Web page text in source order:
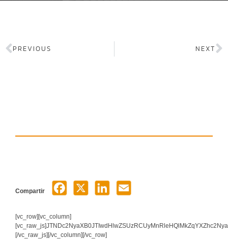
PREVIOUS NEXT
Compartir
[vc_row][vc_column]
[/vc_raw_js][/vc_column][/vc_row]